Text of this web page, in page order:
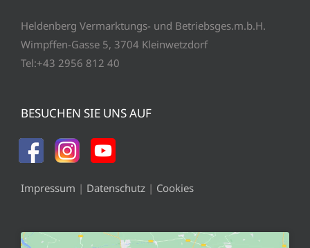
Heldenberg Vermarktungs- und Betriebsges.m.b.H.
Wimpffen-Gasse 5, 3704 Kleinwetzdorf
Tel:+43 2956 812 40
BESUCHEN SIE UNS AUF
Impressum | Datenschutz | Cookies